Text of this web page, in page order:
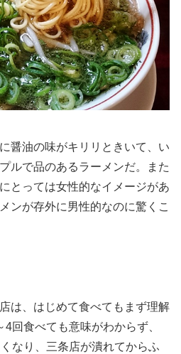
醤油の味がキリリときいて、い
ルで品のあるラーメンだ。また
とっては女性的なイメージがあ
ンが存外に男性的なのに驚くこ
は、はじめて食べてもまず理解
回食べても意味がわからず、
なり、三条店が潰れてからふ